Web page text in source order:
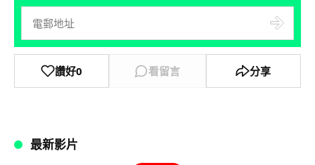
讚好0 看留言 分享
最新影片